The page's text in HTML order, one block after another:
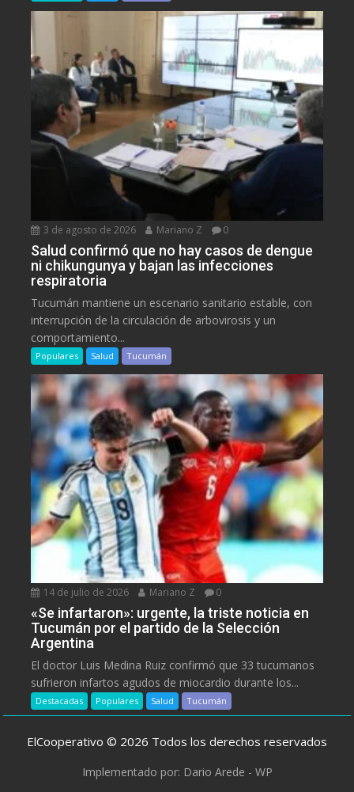
3 de agosto de 2026 Mariano Z 0
Salud confirmó que no hay casos de dengue
ni chikungunya y bajan las infecciones
respiratoria
Tucumán mantiene un escenario sanitario estable, con
interrupción de la circulación de arbovirosis y un
comportamiento...
Populares Salud Tucumán
14 de julio de 2026 Mariano Z 0
«Se infartaron»: urgente, la triste noticia en
Tucumán por el partido de la Selección
Argentina
El doctor Luis Medina Ruiz confirmó que 33 tucumanos
sufrieron infartos agudos de miocardio durante los...
Destacadas Populares Salud Tucumán
ElCooperativo © 2026 Todos los derechos reservados